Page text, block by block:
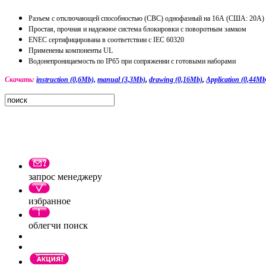
Разъем с отключающей способностью (CBC) однофазный на 16А (США: 20А)
Простая, прочная и надежное система блокировки с поворотным замком
ENEC сертифицирована в соответствии с IEC 60320
Применены компоненты UL
Водонепроницаемость по IP65 при сопряжении с готовыми наборами
Скачать: instruction (0,6Mb), manual (3,3Mb), drawing (0,16Mb),Application
запрос менеджеру
избранное
облегчи поиск